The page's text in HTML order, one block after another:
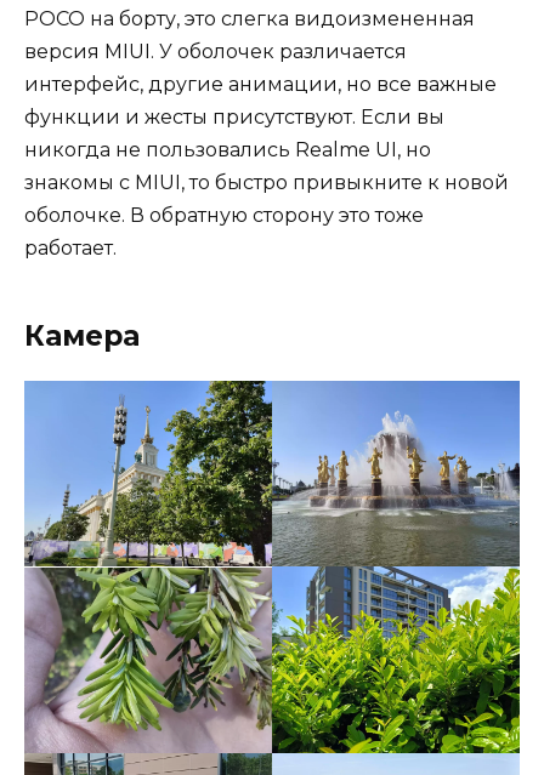
POCO на борту, это слегка видоизмененная
версия MIUI. У оболочек различается
интерфейс, другие анимации, но все важные
функции и жесты присутствуют. Если вы
никогда не пользовались Realme UI, но
знакомы с MIUI, то быстро привыкните к новой
оболочке. В обратную сторону это тоже
работает.
Камера